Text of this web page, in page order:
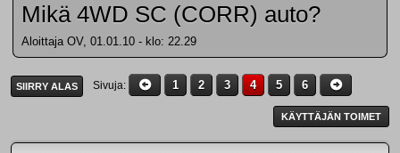
Mikä 4WD SC (CORR) auto?
Aloittaja OV, 01.01.10 - klo: 22.29
SIIRRY ALAS Sivuja 1 2 3 4 5 6
KÄYTTÄJÄN TOIMET